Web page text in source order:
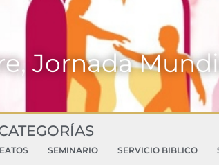
Jornada
SEMINARIO SERVICIO BIBLICO